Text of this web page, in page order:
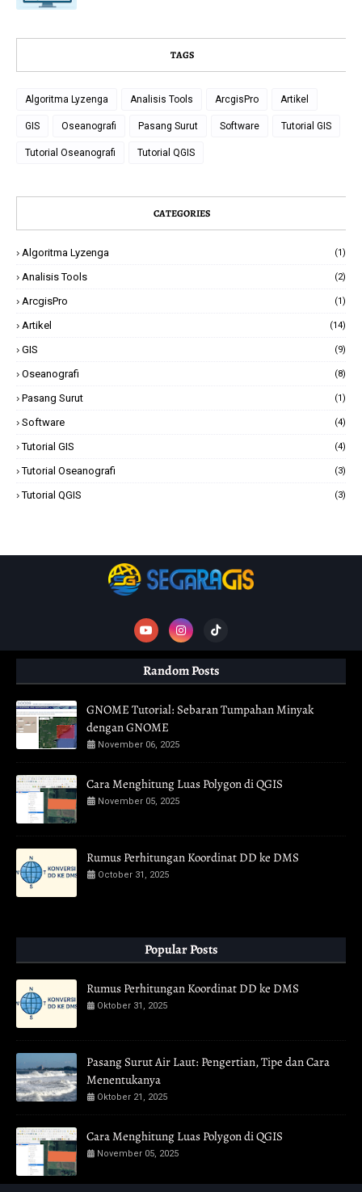
TAGS
Algoritma Lyzenga Analisis Tools ArcgisPro Artikel
GIS Oseanografi Pasang Surut Software Tutorial GIS
Tutorial Oseanografi Tutorial QGIS
CATEGORIES
Algoritma Lyzenga (1)
Analisis Tools (2)
ArcgisPro (1)
Artikel (14)
GIS (9)
Oseanografi (8)
Pasang Surut (1)
Software (4)
Tutorial GIS (4)
Tutorial Oseanografi (3)
Tutorial QGIS (3)
Random Posts
GNOME Tutorial: Sebaran Tumpahan Minyak
dengan GNOME
November 06, 2025
Cara Menghitung Luas Polygon di QGIS
November 05, 2025
Rumus Perhitungan Koordinat DD ke DMS
October 31, 2025
Popular Posts
Rumus Perhitungan Koordinat DD ke DMS
Oktober 31, 2025
Pasang Surut Air Laut: Pengertian, Tipe dan Cara
Menentukanya
Oktober 21, 2025
Cara Menghitung Luas Polygon di QGIS
November 05, 2025